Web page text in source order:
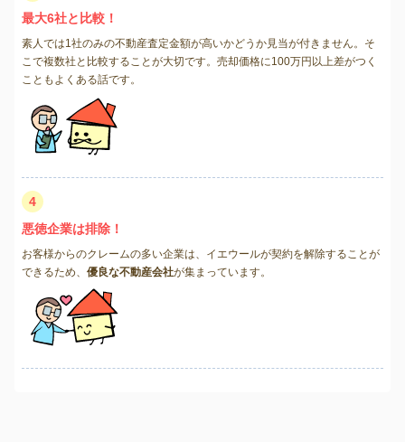
最大6社と比較！
素人では1社のみの不動産査定金額が高いかどうか見当が付きません。そ
こで複数社と比較することが大切です。売却価格に100万円以上差がつく
こともよくある話です。
4
悪徳企業は排除！
お客様からのクレームの多い企業は、イエウールが契約を解除することが
できるため、 優良な不動産会社が集まっています。